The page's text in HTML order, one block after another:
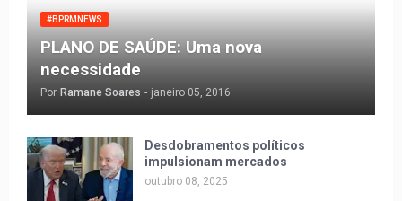
#BPRMNEWS
PLANO DE SAÚDE: Uma nova
necessidade
Por Ramane Soares - janeiro 05, 2016
Desdobramentos políticos
impulsionam mercados
outubro 08, 2025